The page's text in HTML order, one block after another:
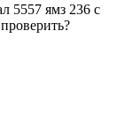
5557 ямз 236 с